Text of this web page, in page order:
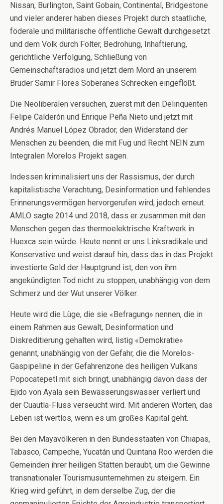
Nissan, Burlington, Saint Gobain, Continental, Bridgestone
und vieler anderer haben dieses Projekt durch staatliche,
föderale und militärische öffentliche Gewalt durchgesetzt
und dem Volk durch Folter, Bedrohung, Inhaftierung,
gerichtliche Verfolgung, Schließung von
Gemeinschaftsradios und jetzt dem Mord an unserem
Bruder Samir Flores Soberanes Schrecken eingeflößt.
Die Neoliberalen versuchen, zuerst mit den Delinquenten
Felipe Calderón und Enrique Peña Nieto und jetzt mit
Andrés Manuel López Obrador, den Widerstand der
Menschen zu beenden, die mit Fug und Recht NEIN zum
Integralen Morelos Projekt sagen.
Indessen kriminalisiert uns der Rassismus, der durch
kapitalistische Verachtung, Desinformation und fehlendes
Erinnerungsvermögen hervorgerufen wird, jedoch erneut.
AMLO sagte 2014 und 2018, dass er zusammen mit den
Menschen gegen das thermoelektrische Kraftwerk in
Huexca sein würde. Heute nennt er uns Linksradikale und
Konservative und weist darauf hin, dass das in das Projekt
investierte Geld der Hauptgrund ist, den von ihm
angekündigten Tod nicht zu stoppen, unabhängig von dem
Schmerz und der Wut unserer Völker.
Heute wird die Lüge, die sie «Befragung» nennen, die in
einem Rahmen aus Gewalt, Desinformation und
Diskreditierung gehalten wird, listig «Demokratie»
genannt, unabhängig von der Gefahr, die die Morelos-
Gaspipeline in der Gefahrenzone des heiligen Vulkans
Popocatepetl mit sich bringt, unabhängig davon dass der
Ejido von Ayala sein Bewässerungswasser verliert und
der Cuautla-Fluss verseucht wird. Mit anderen Worten, das
Leben ist wertlos, wenn es um großes Kapital geht.
Bei den Mayavölkeren in den Bundesstaaten von Chiapas,
Tabasco, Campeche, Yucatán und Quintana Roo werden die
Gemeinden ihrer heiligen Stätten beraubt, um die Gewinne
transnationaler Tourismusunternehmen zu steigern. Ein
Krieg wird geführt, in dem derselbe Zug, der die